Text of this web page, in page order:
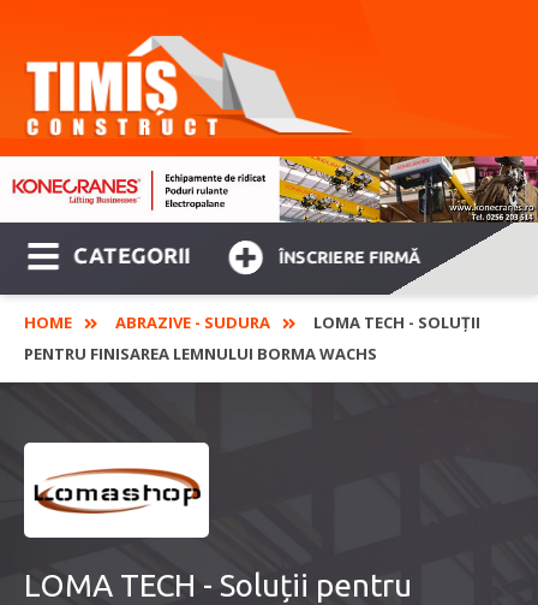
CATEGORII ÎNSCRIERE FIRMĂ
HOME ABRAZIVE - SUDURA
LOMA TECH - SOLUȚII
PENTRU FINISAREA LEMNULUI BORMA WACHS
LOMA TECH - Soluții pentru